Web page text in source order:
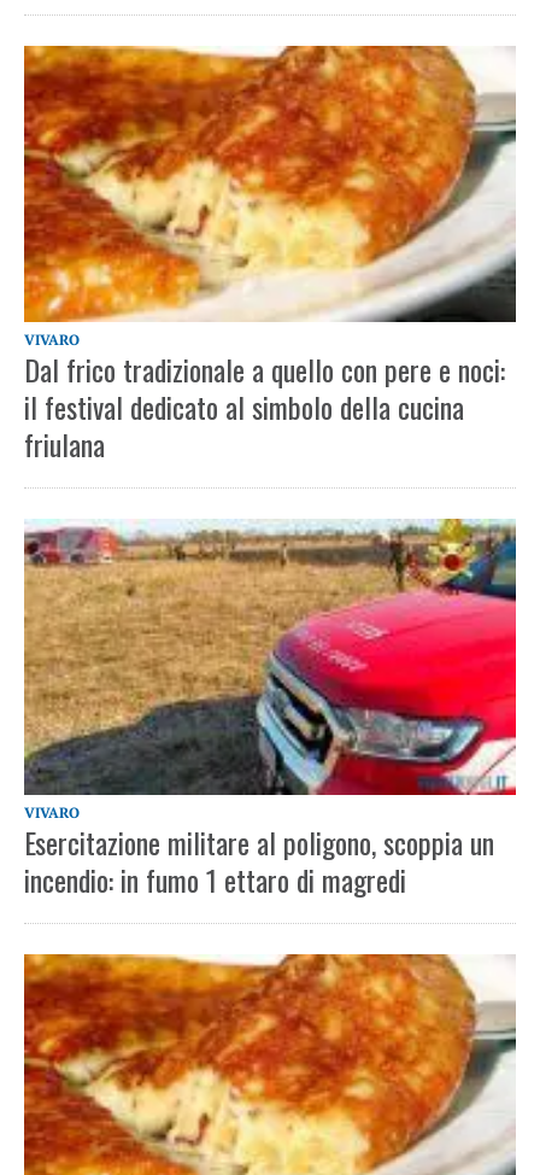
VIVARO
Dal frico tradizionale a quello con pere e noci:
il festival dedicato al simbolo della cucina
friulana
VIVARO
Esercitazione militare al poligono, scoppia un
incendio: in fumo 1 ettaro di magredi